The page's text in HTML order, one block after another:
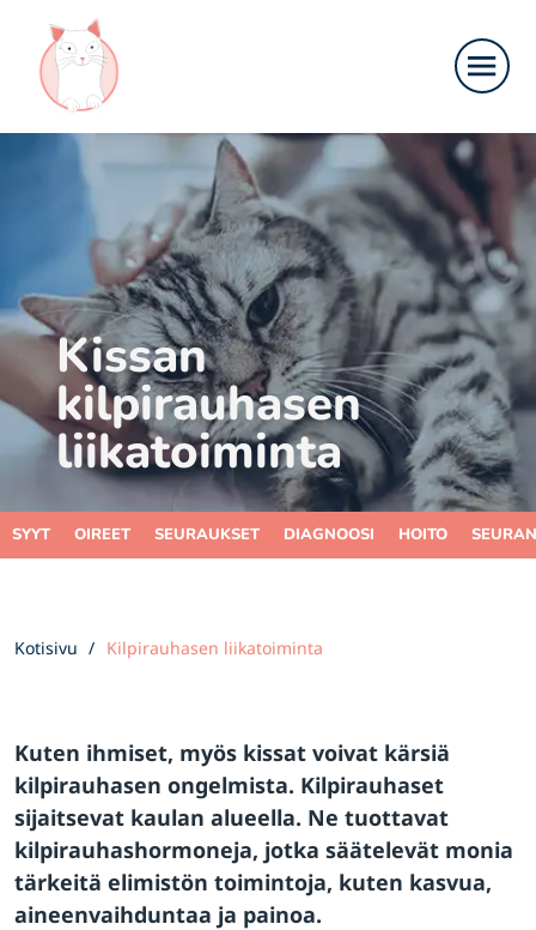
Kissan
kilpirauhasen
liikatoiminta
SYYT OIREET SEURAUKSET DIAGNOOSI HOITO
Kotisivu Kilpirauhasen liikatoiminta
Kuten ihmiset, myös kissat voivat kärsiä
kilpirauhasen ongelmista. Kilpirauhaset
sijaitsevat kaulan alueella. Ne tuottavat
kilpirauhashormoneja, jotka säätelevät monia
tärkeitä elimistön toimintoja, kuten kasvua,
aineenvaihduntaa ja painoa.